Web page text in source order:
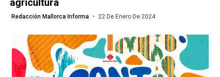
Redacción Mallorca Informa 22 De Enero De 2024